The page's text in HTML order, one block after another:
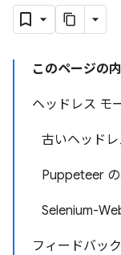
このページの
ヘッドレス モ
古いヘッド
Puppeteer
Selenium-
フィードバック